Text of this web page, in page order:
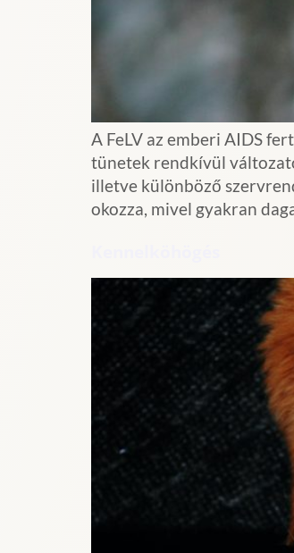
A FeLV az emberi AIDS
tünetek rendkívül
illetve különböző
okozza, mivel gyakran